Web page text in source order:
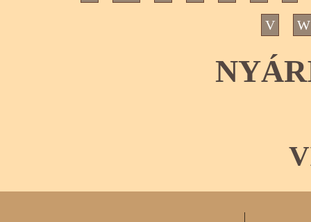
V W